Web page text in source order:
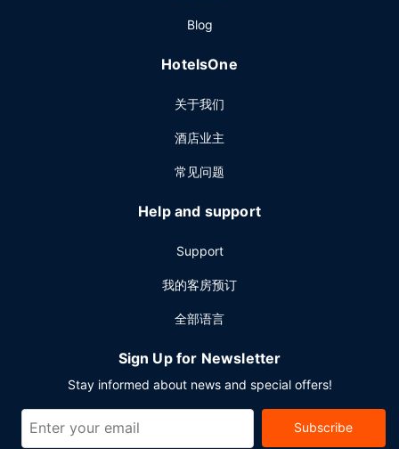
Blog
HotelsOne
关于我们
酒店业主
常见问题
Help and support
Support
我的客房预订
全部语言
Sign Up for Newsletter
Stay informed about news and special offers!
Subscribe